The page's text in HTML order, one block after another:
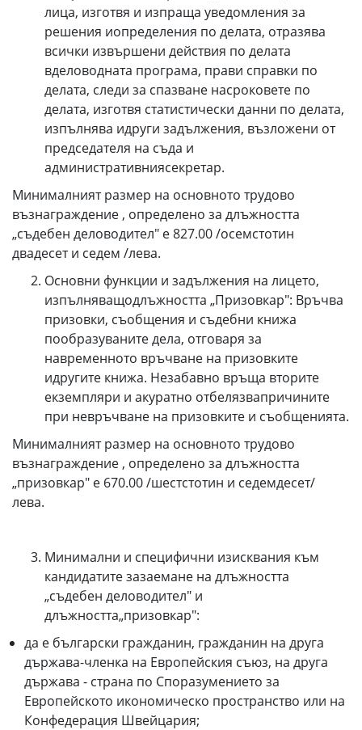
лица, изготвя и изпраща уведомления за
решения иопределения по делата, отразява
всички извършени действия по делата
вделоводната програма, прави справки по
делата, следи за спазване насроковете по
делата, изготвя статистически данни по делата,
изпълнява идруги задължения, възложени от
председателя на съда и
административниясекретар.
Минималният размер на основното трудово
възнаграждение , определено за длъжността
„съдебен деловодител" е 827.00 /осемстотин
двадесет и седем /лева.
Основни функции и задължения на лицето,
изпълняващодлъжността „Призовкар": Връчва
призовки, съобщения и съдебни книжа
пообразуваните дела, отговаря за
навременното връчване на призовките
идругите книжа. Незабавно връща вторите
екземпляри и акуратно отбелязвапричините
при невръчване на призовките и съобщенията.
Минималният размер на основното трудово
възнаграждение , определено за длъжността
„призовкар" е 670.00 /шестстотин и седемдесет/
лева.
Минимални и специфични изисквания към
кандидатите зазаемане на длъжността
„съдебен деловодител" и
длъжността„призовкар":
да е български гражданин, гражданин на друга
държава-членка на Европейския съюз, на друга
държава - страна по Споразумението за
Европейското икономическо пространство или на
Конфедерация Швейцария;